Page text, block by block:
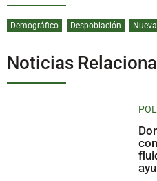
Demográfico Despoblación
Noticias